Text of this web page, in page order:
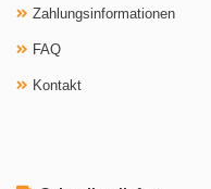
Zahlungsinformationen
FAQ
Kontakt